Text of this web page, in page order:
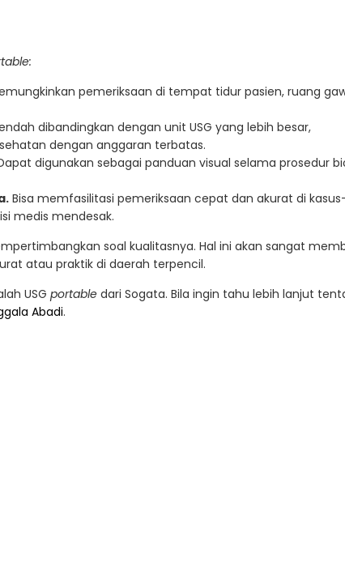
pemeriksaan di tempat tidur pasien, ruang
dibandingkan dengan unit USG yang lebih besar,
dengan anggaran terbatas.
digunakan sebagai panduan visual selama prosedur
Bisa memfasilitasi pemeriksaan cepat dan akurat di
medis mendesak.
soal kualitasnya. Hal ini akan sangat
atau praktik di daerah terpencil.
USG portable dari Sogata. Bila ingin tahu lebih lanjut
Abadi.